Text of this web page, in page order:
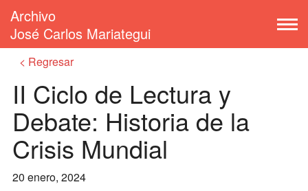
Archivo
José Carlos Mariategui
Regresar
II Ciclo de Lectura y
Debate: Historia de la
Crisis Mundial
20 enero, 2024